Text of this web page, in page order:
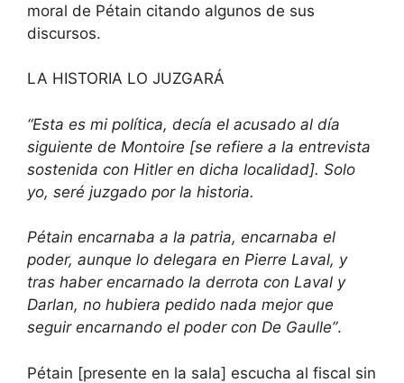
moral de Pétain citando algunos de sus
discursos.
LA HISTORIA LO JUZGARÁ
“Esta es mi política, decía el acusado al día
siguiente de Montoire [se refiere a la entrevista
sostenida con Hitler en dicha localidad]. Solo
yo, seré juzgado por la historia.
Pétain encarnaba a la patria, encarnaba el
poder, aunque lo delegara en Pierre Laval, y
tras haber encarnado la derrota con Laval y
Darlan, no hubiera pedido nada mejor que
seguir encarnando el poder con De Gaulle”.
Pétain [presente en la sala] escucha al fiscal sin